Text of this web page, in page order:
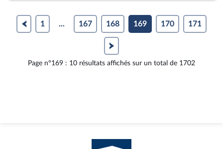
1 ... 167 168 169 170 171
Page n°169 : 10 résultats affichés sur un total de 1702